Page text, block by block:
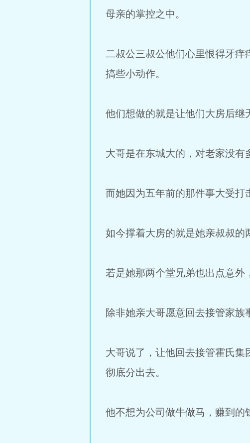
母亲的掌控之中。
二叔公三叔公他们心里恨得牙
搞些小动作。
他们想做的就是让他们大房后继
大哥是在东城大的，对老家没有
而她因为五年前的那件事大受打
如今撑着大房的就是她亲叔叔的
若是她那两个堂兄弟也出点意外
除非她亲大哥愿意回去接管家族
大哥说了，让他回去接管霍氏
彻底分出去。
他不想为公司做牛做马，赚到的